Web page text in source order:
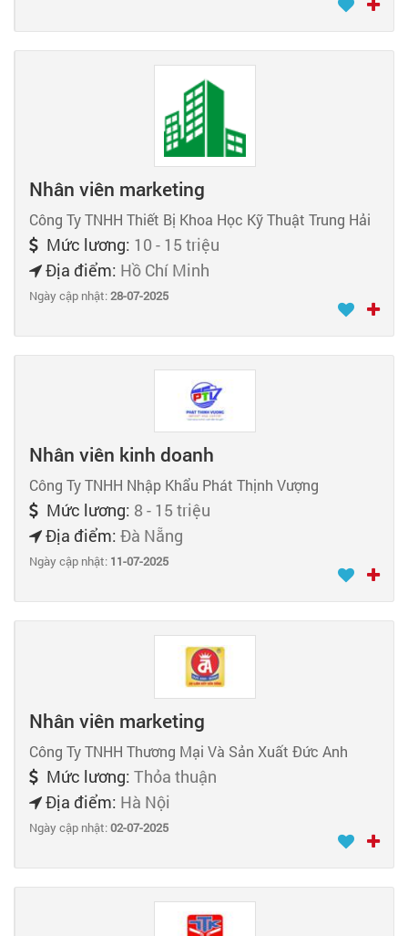
Nhân viên marketing
Công Ty TNHH Thiết Bị Khoa Học Kỹ Thuật Trung Hải
Mức lương: 10 - 15 triệu
Địa điểm: Hồ Chí Minh
Ngày cập nhật:28-07-2025
Nhân viên kinh doanh
Công Ty TNHH Nhập Khẩu Phát Thịnh Vượng
Mức lương: 8 - 15 triệu
Địa điểm: Đà Nẵng
Ngày cập nhật: 11-07-2025
Nhân viên marketing
Công Ty TNHH Thương Mại Và Sản Xuất Đức Anh
Mức lương: Thỏa thuận
Địa điểm: Hà Nội
Ngày cập nhật:02-07-2025